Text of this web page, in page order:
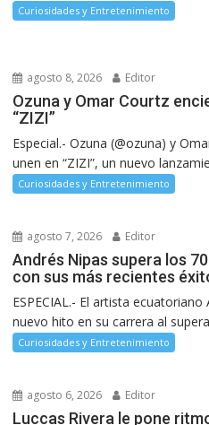
Curiosidades y Entretenimiento
agosto 8, 2026 Editor
Ozuna y Omar Courtz
“ZIZI”
Especial.- Ozuna (@ozuna) y
unen en “ZIZI”, un nuevo
Curiosidades y Entretenimiento
agosto 7, 2026 Editor
Andrés Nipas supera los
con sus más recientes
ESPECIAL.- El artista
nuevo hito en su carrera al
Curiosidades y Entretenimiento
agosto 6, 2026 Editor
Luccas Rivera le pone